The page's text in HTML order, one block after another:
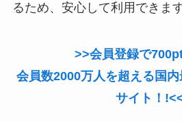
るため、安心して利用できます
>>会員登録で
会員数2000万人を超える国
サイト！